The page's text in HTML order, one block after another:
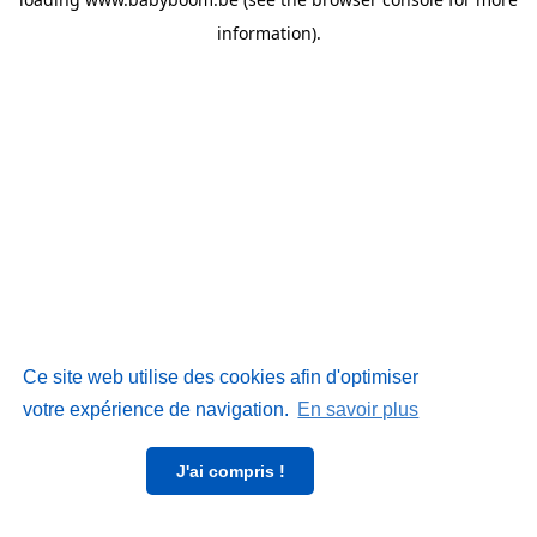
Ce site web utilise des cookies afin d'optimiser
votre expérience de navigation. En savoir plus
J'ai compris !
information).